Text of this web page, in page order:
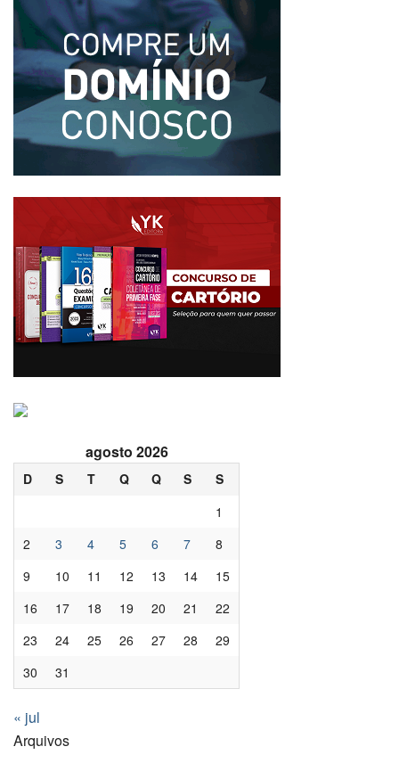
agosto 2026
D S T Q Q S
S
1
2
3 4 5 6 7
8
9
10 11 12 13 14
15
16
17 18 19 20 21
22
23
24 25 26 27 28
29
30
31
« jul
Arquivos